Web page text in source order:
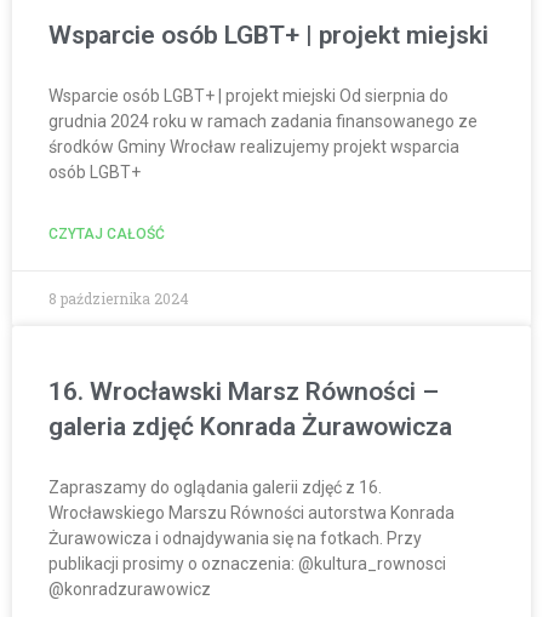
Wsparcie osób LGBT+ | projekt miejski
Wsparcie osób LGBT+ | projekt miejski Od sierpnia do
grudnia 2024 roku w ramach zadania finansowanego ze
środków Gminy Wrocław realizujemy projekt wsparcia
osób LGBT+
CZYTAJ CAŁOŚĆ
8 października 2024
16. Wrocławski Marsz Równości –
galeria zdjęć Konrada Żurawowicza
Zapraszamy do oglądania galerii zdjęć z 16.
Wrocławskiego Marszu Równości autorstwa Konrada
Żurawowicza i odnajdywania się na fotkach. Przy
publikacji prosimy o oznaczenia: @kultura_rownosci
@konradzurawowicz